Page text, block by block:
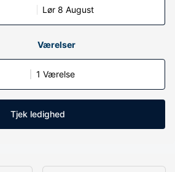
Lør 8 August
Værelser
1 Værelse
Tjek ledighed